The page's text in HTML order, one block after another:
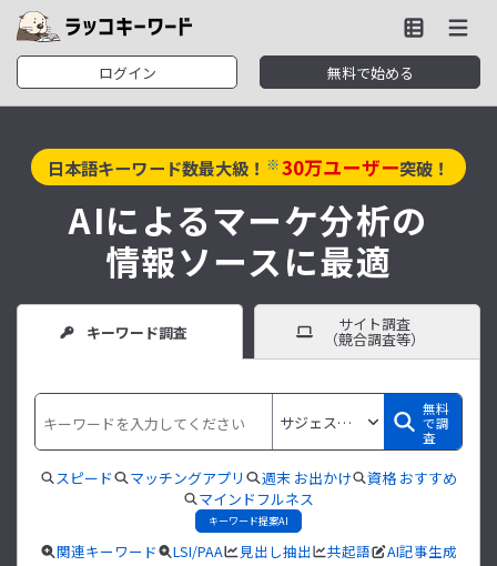
ログイン 無料で始める
日本語キーワード数最大級！ ※30万ユーザー突破！
AIによるマーケ分析の
情報ソースに最適
キーワード調査 サイト調査
（競合調査等）
無料
で調
査
スピード マッチングアプリ 週末 お出かけ
資格 おすすめ
マインドフルネス
キーワード提案AI
関連キーワード LSI/PAA 見出し抽出 共起語 AI記事生成